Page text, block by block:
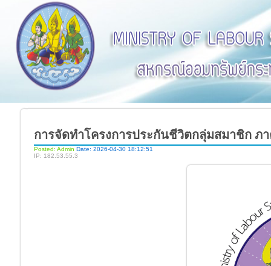
การจัดทำโครงการประกันชีวิตกลุ่มสมาชิก ภ
Posted: Admin Date: 2026-04-30 18:12:51
IP: 182.53.55.3